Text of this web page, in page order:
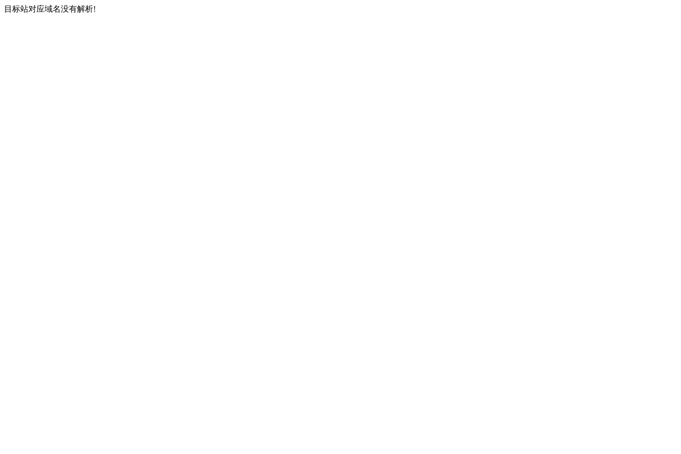
目标站对应域名没有解析!